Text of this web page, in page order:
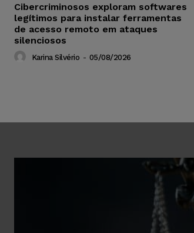
Cibercriminosos exploram softwares
legítimos para instalar ferramentas
de acesso remoto em ataques
silenciosos
Karina Silvério - 05/08/2026